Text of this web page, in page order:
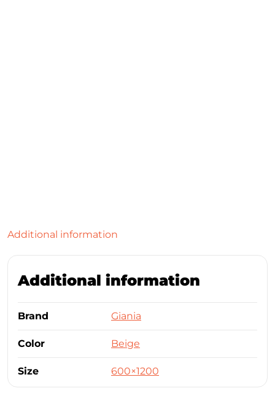
Additional information
Additional information
Brand Giania
Color Beige
Size 600×1200